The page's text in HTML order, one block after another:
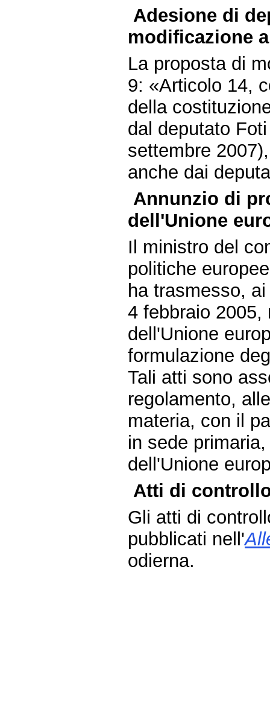
Adesione di
modificazione
La proposta di
9: «Articolo 14,
della
dal deputato
settembre
anche dai
Annunzio di
dell'Unione
Il ministro del
politiche
ha trasmesso,
4 febbraio 2005,
dell'Unione
formulazione
Tali atti sono
regolamento,
materia, con il
in sede
dell'Unione
Atti di
Gli atti di
pubblicati nell'
odierna.